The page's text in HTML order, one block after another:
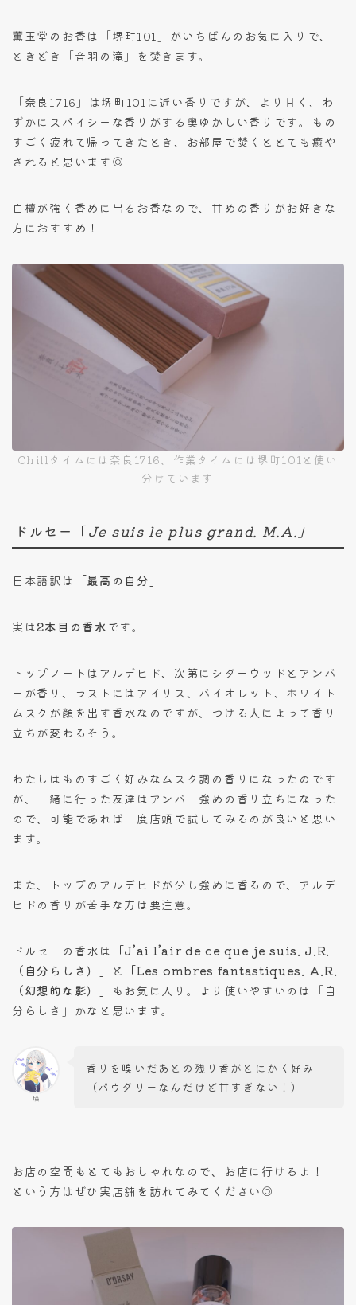
薫玉堂のお香は「堺町101」がいちばんのお気に入りで、
ときどき「音羽の滝」を焚きます。
「奈良1716」は堺町101に近い香りですが、より甘く、わ
ずかにスパイシーな香りがする奥ゆかしい香りです。もの
すごく疲れて帰ってきたとき、お部屋で焚くととても癒や
されると思います◎
白檀が強く香めに出るお香なので、甘めの香りがお好きな
方におすすめ！
Chillタイムには奈良1716、作業タイムには堺町101と使い
分けています
ドルセー「Je suis le plus grand. M.A.」
日本語訳は 「最高の自分」
実は2本目の香水です。
トップノートはアルデヒド、次第にシダーウッドとアンバ
ーが香り、ラストにはアイリス、バイオレット、ホワイト
ムスクが顔を出す香水なのですが、つける人によって香り
立ちが変わるそう。
わたしはものすごく好みなムスク調の香りになったのです
が、一緒に行った友達はアンバー強めの香り立ちになった
ので、可能であれば一度店頭で試してみるのが良いと思い
ます。
また、トップのアルデヒドが少し強めに香るので、アルデ
ヒドの香りが苦手な方は要注意。
ドルセーの香水は 「J’ai l’air de ce que je suis. J.R.
（自分らしさ）」
と
「Les ombres fantastiques. A.R.
（幻想的な影）」
もお気に入り。より使いやすいのは「自
分らしさ」かなと思います。
瑛
香りを嗅いだあとの残り香がとにかく好み
（パウダリーなんだけど甘すぎない！）
お店の空間もとてもおしゃれなので、お店に行けるよ！
という方はぜひ実店舗を訪れてみてください◎